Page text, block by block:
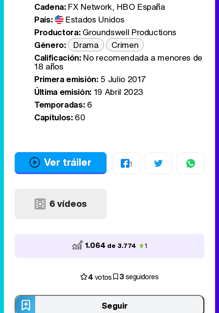
Cadena:FX Network, HBO España
País:
Estados Unidos
Productora: Groundswell Productions
Género:
Drama
Crimen
Calificación:No recomendada a menores de
18 años
Primera emisión:5 Julio 2017
Última emisión:19 Abril 2023
Temporadas:6
Capítulos:60
Ver tráiler 1
6 vídeos
1.064 de 3.774 1
4votos 3seguidores
Seguir